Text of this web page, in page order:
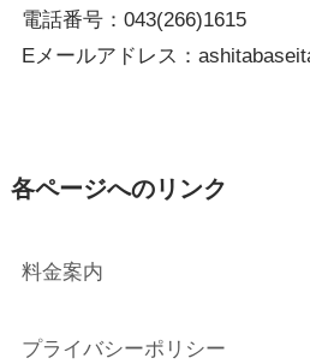
電話番号：043(266)1615
Eメールアドレス：
各ページへのリンク
料金案内
プライバシーポリシー